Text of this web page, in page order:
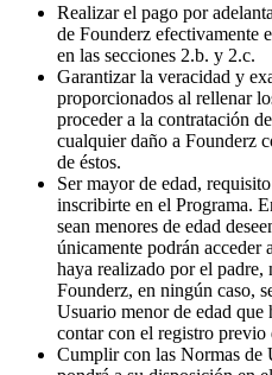
Realizar el pago por
de Founderz efectivamente
en las secciones 2.b. y 2.c.
Garantizar la veracidad y
proporcionados al rellenar
proceder a la contratación
cualquier daño a Founderz
de éstos.
Ser mayor de edad,
inscribirte en el Programa.
sean menores de edad
únicamente podrán acceder
haya realizado por el
Founderz, en ningún caso,
Usuario menor de edad que
contar con el registro previo
Cumplir con las Normas de